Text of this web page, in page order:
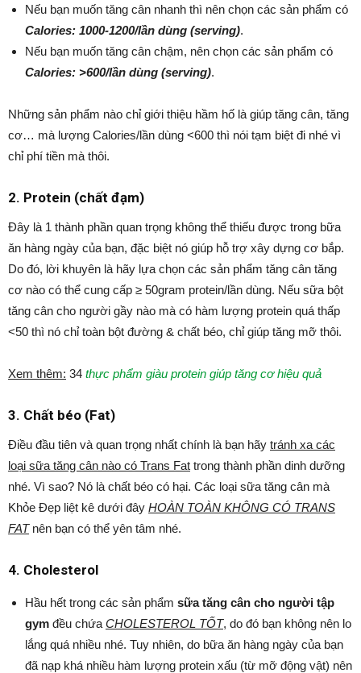
Nếu bạn muốn tăng cân nhanh thì nên chọn các sản phẩm có
Calories: 1000-1200/lần dùng (serving).
Nếu bạn muốn tăng cân chậm, nên chọn các sản phẩm có
Calories: >600/lần dùng (serving).
Những sản phẩm nào chỉ giới thiệu hầm hố là giúp tăng cân, tăng
cơ… mà lượng Calories/lần dùng <600 thì nói tạm biệt đi nhé vì
chỉ phí tiền mà thôi.
2. Protein (chất đạm)
Đây là 1 thành phần quan trọng không thể thiếu được trong bữa
ăn hàng ngày của bạn, đặc biệt nó giúp hỗ trợ xây dựng cơ bắp.
Do đó, lời khuyên là hãy lựa chọn các sản phẩm tăng cân tăng
cơ nào có thể cung cấp ≥ 50gram protein/lần dùng. Nếu sữa bột
tăng cân cho người gầy nào mà có hàm lượng protein quá thấp
<50 thì nó chỉ toàn bột đường & chất béo, chỉ giúp tăng mỡ thôi.
Xem thêm: 34 thực phẩm giàu protein giúp tăng cơ hiệu quả
3. Chất béo (Fat)
Điều đầu tiên và quan trọng nhất chính là bạn hãy tránh xa các
loại sữa tăng cân nào có Trans Fat trong thành phần dinh dưỡng
nhé. Vì sao? Nó là chất béo có hại. Các loại sữa tăng cân mà
Khỏe Đẹp liệt kê dưới đây HOÀN TOÀN KHÔNG CÓ TRANS
FATnên bạn có thể yên tâm nhé.
4. Cholesterol
Hầu hết trong các sản phẩm sữa tăng cân cho người tập
gym đều chứa CHOLESTEROL TỐT, do đó bạn không nên lo
lắng quá nhiều nhé. Tuy nhiên, do bữa ăn hàng ngày của bạn
đã nạp khá nhiều hàm lượng protein xấu (từ mỡ động vật) nên